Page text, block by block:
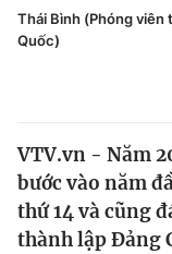
Y tế
Thế giới đó đây
Câu chuyện quốc
Kinh tế
Tài chính
Thị trường
Dữ liệu và đời
Thái Bình (Phóng
Quốc)
VTV.vn - Năm
bước vào năm
thứ 14 và cũng
thành lập Đảng